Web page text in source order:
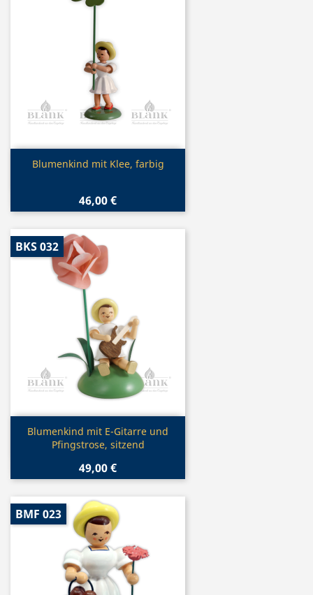
Vorschau
Blumenkind mit Klee, farbig
46,00 €
Vorschau
Blumenkind mit E-Gitarre und
Pfingstrose, sitzend
49,00 €
BKS 032
BMF 023